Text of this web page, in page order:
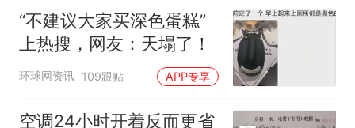
“不建议大家买深色蛋糕”
上热搜，网友：天塌了！
环球网资讯 109跟贴 APP专享
空调24小时开着反而更省